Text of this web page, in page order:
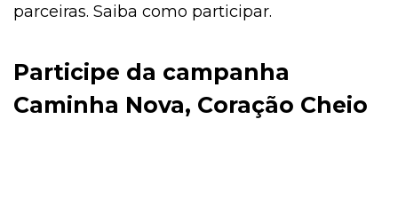
parceiras. Saiba como participar.
Participe da campanha
Caminha Nova, Coração Cheio